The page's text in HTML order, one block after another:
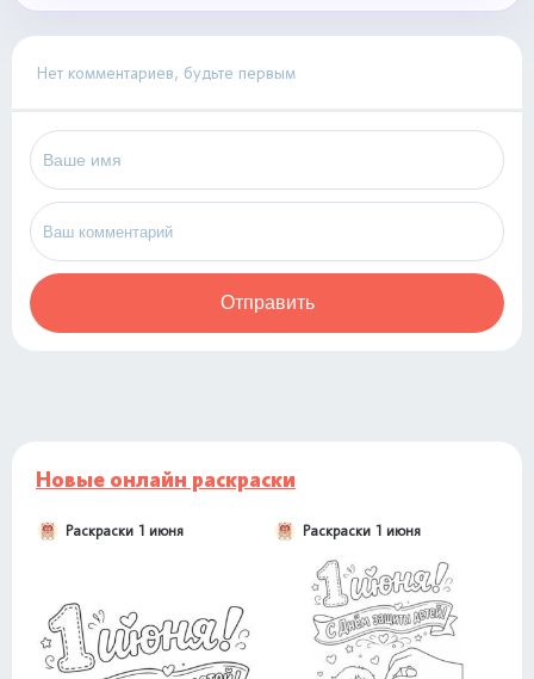
Нет комментариев, будьте первым
Отправить
Новые онлайн раскраски
Раскраски 1 июня Раскраски 1 июня